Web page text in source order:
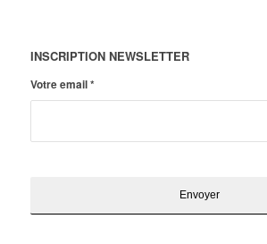
INSCRIPTION NEWSLETTER
Votre email*